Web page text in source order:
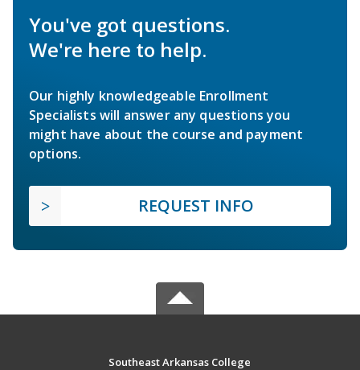
You've got questions.
We're here to help.
Our highly knowledgeable Enrollment
Specialists will answer any questions you
might have about the course and payment
options.
REQUEST INFO
Southeast Arkansas College